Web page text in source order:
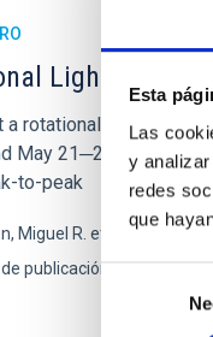
Esta
Las
y
redes
que
Selección
Light Curve
a rotational light curve
May 21─22 UT with
to-peak
Miguel R. et al.
de publicación: 5 2026